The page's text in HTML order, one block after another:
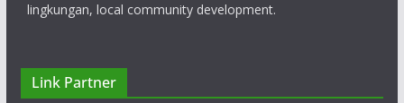
lingkungan, local community development.
PT Putra Perkasa Abadi
Link Partner